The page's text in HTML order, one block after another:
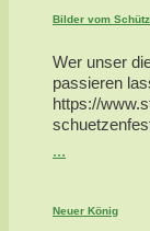
Bilder vom
Wer unser
passieren
https://
...
Neuer König